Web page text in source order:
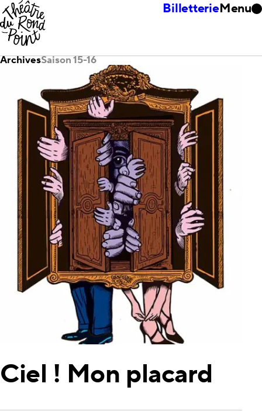
BilletterieMenu
ArchivesSaison 15-16
Ciel ! Mon placard